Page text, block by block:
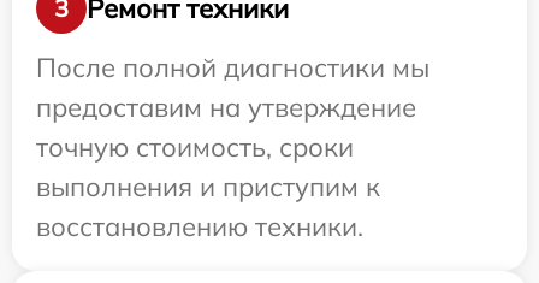
3
Ремонт техники
После полной диагностики мы
предоставим на утверждение
точную стоимость, сроки
выполнения и приступим к
восстановлению техники.